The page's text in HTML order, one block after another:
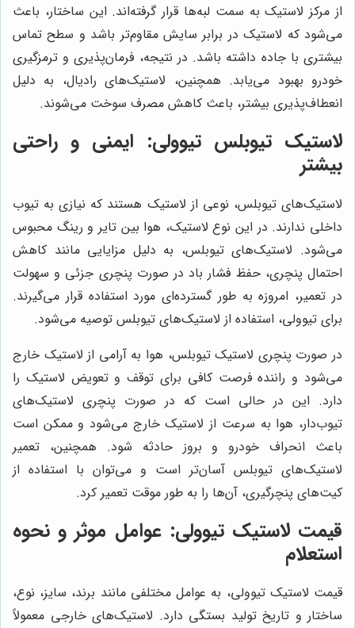
از مرکز لاستیک به سمت لبه‌ها قرار گرفته‌اند. این ساختار، باعث
می‌شود که لاستیک در برابر سایش مقاوم‌تر باشد و سطح تماس
بیشتری با جاده داشته باشد. در نتیجه، فرمان‌پذیری و ترمزگیری
خودرو بهبود می‌یابد. همچنین، لاستیک‌های رادیال، به دلیل
انعطاف‌پذیری بیشتر، باعث کاهش مصرف سوخت می‌شوند.
لاستیک تیوبلس تیوولی: ایمنی و راحتی
بیشتر
لاستیک‌های تیوبلس، نوعی از لاستیک هستند که نیازی به تیوب
داخلی ندارند. در این نوع لاستیک، هوا بین تایر و رینگ محبوس
می‌شود. لاستیک‌های تیوبلس، به دلیل مزایایی مانند کاهش
احتمال پنچری، حفظ فشار باد در صورت پنچری جزئی و سهولت
در تعمیر، امروزه به طور گسترده‌ای مورد استفاده قرار می‌گیرند.
برای تیوولی، استفاده از لاستیک‌های تیوبلس توصیه می‌شود.
در صورت پنچری لاستیک تیوبلس، هوا به آرامی از لاستیک خارج
می‌شود و راننده فرصت کافی برای توقف و تعویض لاستیک را
دارد. این در حالی است که در صورت پنچری لاستیک‌های
تیوب‌دار، هوا به سرعت از لاستیک خارج می‌شود و ممکن است
باعث انحراف خودرو و بروز حادثه شود. همچنین، تعمیر
لاستیک‌های تیوبلس آسان‌تر است و می‌توان با استفاده از
کیت‌های پنچرگیری، آن‌ها را به طور موقت تعمیر کرد.
قیمت لاستیک تیوولی: عوامل موثر و نحوه
استعلام
قیمت لاستیک تیوولی، به عوامل مختلفی مانند برند، سایز، نوع،
ساختار و تاریخ تولید بستگی دارد. لاستیک‌های خارجی معمولاً